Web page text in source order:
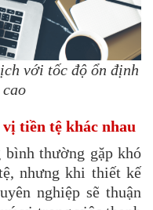
với tốc độ ổn định
tiền tệ khác nhau
thường gặp khó
nhưng khi thiết kế
nghiệp sẽ thuận